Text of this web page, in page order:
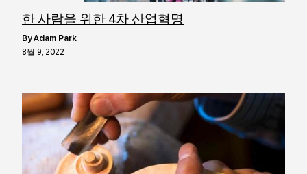
한 사람을 위한 4차 산업혁명
byAdam Park
8월 9, 2022